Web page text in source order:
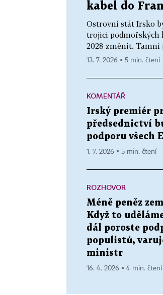
kabel do
Ostrovní stát Irsko
trojici podmořských
2028 změnit. Tamní
13. 7. 2026 ▪ 5 min. čtení
KOMENTÁŘ
Irský premiér
předsednictví
podporu všech
1. 7. 2026 ▪ 5 min. čtení
ROZHOVOR
Méně peněz
Když to
dál poroste
populistů,
ministr
16. 4. 2026 ▪ 4 min. čtení